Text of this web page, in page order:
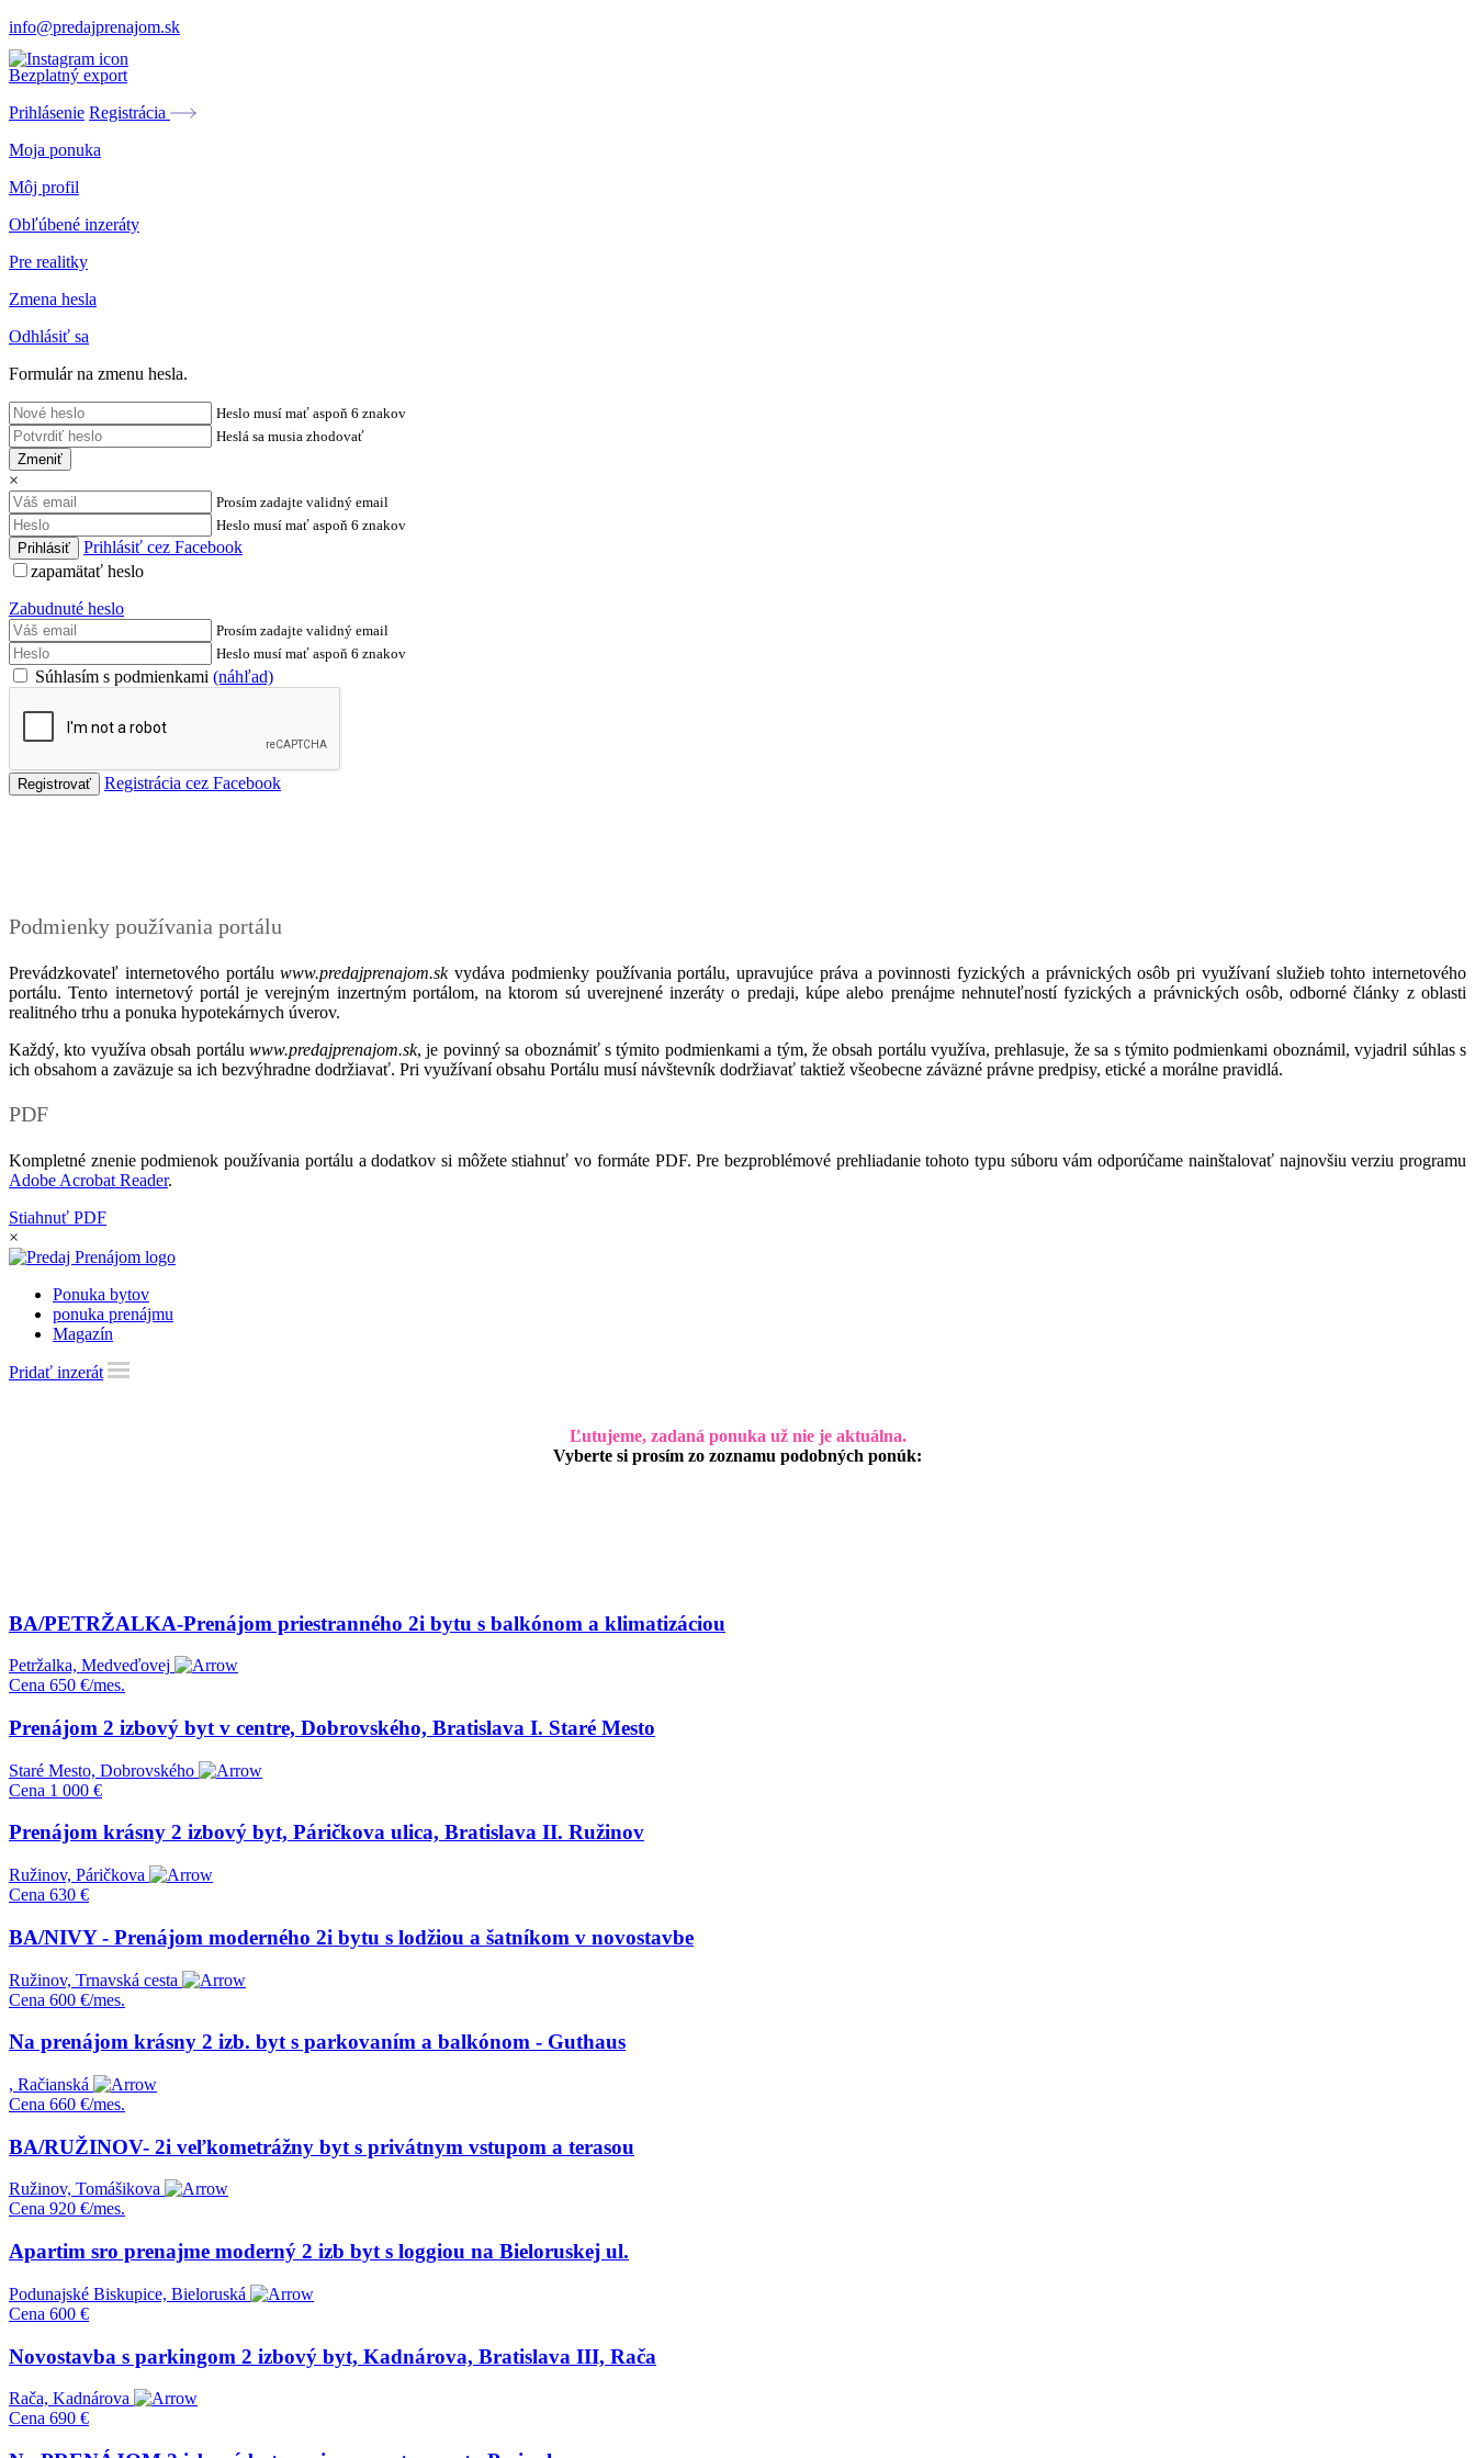
info@predajprenajom.sk
Bezplatný export
Prihlásenie Registrácia
Moja ponuka
Môj profil
Obľúbené inzeráty
Pre realitky
Zmena hesla
Odhlásiť sa
Formulár na zmenu hesla.
Heslo musí mať aspoň 6 znakov
Heslá sa musia zhodovať
Zmeniť
×
Prosím zadajte validný email
Heslo musí mať aspoň 6 znakov
Prihlásiť cez Facebook
zapamätať heslo
Zabudnuté heslo
Prosím zadajte validný email
Heslo musí mať aspoň 6 znakov
Súhlasím s podmienkami (náhľad)
Registrácia cez Facebook
Podmienky používania portálu
Prevádzkovateľ internetového portáluwww.predajprenajom.skvydáva podmienky používania portálu, upravujúce práva a povinnosti fyzických a právnických osôb pri využívaní služieb tohto internetového
portálu. Tento internetový portál je verejným inzertným portálom, na ktorom sú uverejnené inzeráty o predaji, kúpe alebo prenájme nehnuteľností fyzických a právnických osôb, odborné články z oblasti
realitného trhu a ponuka hypotekárnych úverov.
Každý, kto využíva obsah portálu www.predajprenajom.sk, je povinný sa oboznámiť s týmito podmienkami a tým, že obsah portálu využíva, prehlasuje, že sa s týmito podmienkami oboznámil, vyjadril súhlas s
ich obsahom a zaväzuje sa ich bezvýhradne dodržiavať. Pri využívaní obsahu Portálu musí návštevník dodržiavať taktiež všeobecne záväzné právne predpisy, etické a morálne pravidlá.
PDF
Kompletné znenie podmienok používania portálu a dodatkov si môžete stiahnuť vo formáte PDF. Pre bezproblémové prehliadanie tohoto typu súboru vám odporúčame nainštalovať najnovšiu verziu programu
Adobe Acrobat Reader.
Stiahnuť PDF
×
Ponuka bytov
ponuka prenájmu
Magazín
Pridať inzerát
Ľutujeme, zadaná ponuka už nie je aktuálna.
Vyberte si prosím zo zoznamu podobných ponúk:
BA/PETRŽALKA-Prenájom priestranného 2i bytu s balkónom a klimatizáciou
Petržalka, Medveďovej
Cena 650 €/mes.
Prenájom 2 izbový byt v centre, Dobrovského, Bratislava I. Staré Mesto
Staré Mesto, Dobrovského
Cena 1 000 €
Prenájom krásny 2 izbový byt, Páričkova ulica, Bratislava II. Ružinov
Ružinov, Páričkova
Cena 630 €
BA/NIVY - Prenájom moderného 2i bytu s lodžiou a šatníkom v novostavbe
Ružinov, Trnavská cesta
Cena 600 €/mes.
Na prenájom krásny 2 izb. byt s parkovaním a balkónom - Guthaus
, Račianská
Cena 660 €/mes.
BA/RUŽINOV- 2i veľkometrážny byt s privátnym vstupom a terasou
Ružinov, Tomášikova
Cena 920 €/mes.
Apartim sro prenajme moderný 2 izb byt s loggiou na Bieloruskej ul.
Podunajské Biskupice, Bieloruská
Cena 600 €
Novostavba s parkingom 2 izbový byt, Kadnárova, Bratislava III, Rača
Rača, Kadnárova
Cena 690 €